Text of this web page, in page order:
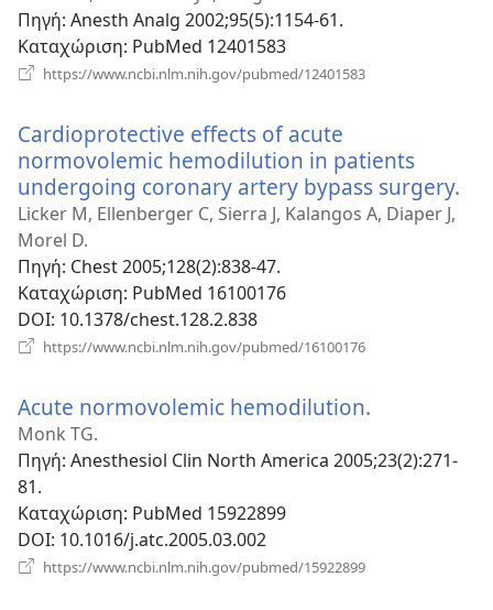
παράθυρο)
Πηγή‎: Anesth Analg 2002;95(5):1154-61.
Καταχώριση‎: PubMed 12401583
https://www.ncbi.nlm.nih.gov/pubmed/12401583
Cardioprotective effects of acute
normovolemic hemodilution in patients
undergoing coronary artery bypass surgery.
Licker M, Ellenberger C, Sierra J, Kalangos A, Diaper J,
Morel D.
Πηγή‎: Chest 2005;128(2):838-47.
Καταχώριση‎: PubMed 16100176
DOI‎: 10.1378/chest.128.2.838
https://www.ncbi.nlm.nih.gov/pubmed/16100176
Acute normovolemic hemodilution.
παράθυρο)
Monk TG.
Πηγή‎: Anesthesiol Clin North America 2005;23(2):271-
81.
Καταχώριση‎: PubMed 15922899
DOI‎: 10.1016/j.atc.2005.03.002
https://www.ncbi.nlm.nih.gov/pubmed/15922899